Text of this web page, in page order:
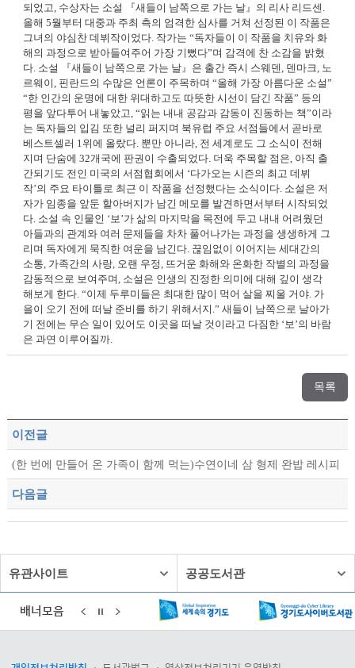
되었고, 수상자는 소설 『새들이 남쪽으로 가는 날』의 리사 리드센.
올해 5월부터 대중과 주최 측의 엄격한 심사를 거쳐 선정된 이 작품은
그녀의 야심찬 데뷔작이었다. 작가는 “독자들이 이 작품을 치유와 화
해의 과정으로 받아들여주어 가장 기뻤다”며 감격에 찬 소감을 밝혔
다. 소설 『새들이 남쪽으로 가는 날』은 출간 즉시 스웨덴, 덴마크, 노
르웨이, 핀란드의 수많은 언론이 주목하며 “올해 가장 아름다운 소설”
“한 인간의 운명에 대한 위대하고도 따뜻한 시선이 담긴 작품” 등의
평을 앞다투어 내놓았고, “읽는 내내 공감과 감동이 진동하는 책”이라
는 독자들의 입김 또한 널리 퍼지며 북유럽 주요 서점들에서 곧바로
베스트셀러 1위에 올랐다. 뿐만 아니라, 전 세계로도 그 소식이 전해
지며 단숨에 32개국에 판권이 수출되었다. 더욱 주목할 점은, 아직 출
간되기도 전인 미국의 서점협회에서 ‘다가오는 시즌의 최고 데뷔
작’의 주요 타이틀로 최근 이 작품을 선정했다는 소식이다. 소설은 저
자가 임종을 앞둔 할아버지가 남긴 메모를 발견하면서부터 시작되었
다. 소설 속 인물인 ‘보’가 삶의 마지막을 목전에 두고 내내 어려웠던
아들과의 관계와 여러 문제들을 차차 풀어나가는 과정을 생생하게 그
리며 독자에게 묵직한 여운을 남긴다. 끊임없이 이어지는 세대간의
소통, 가족간의 사랑, 오랜 우정, 뜨거운 화해와 온화한 작별의 과정을
감동적으로 보여주며, 소설은 인생의 진정한 의미에 대해 깊이 생각
해보게 한다. “이제 두루미들은 최대한 많이 먹어 살을 찌울 거야. 가
을이 오기 전에 떠날 준비를 하기 위해서지.” 새들이 남쪽으로 날아가
기 전에는 무슨 일이 있어도 이곳을 떠날 것이라고 다짐한 ‘보’의 바람
은 과연 이루어질까.
목록
이전글
(한 번에 만들어 온 가족이 함께 먹는)수연이네 삼 형제 완밥 레시피
다음글
유관사이트 공공도서관
배너모음